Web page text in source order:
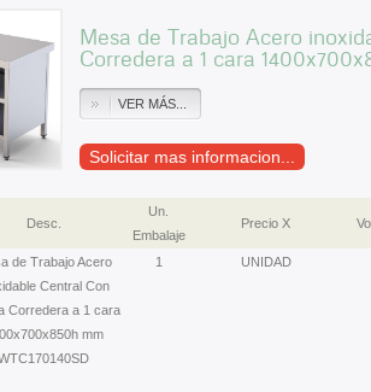
Mesa de Trabajo Acero
Corredera a 1 cara
VER MÁS...
Solicitar mas informacion...
Desc.
Un.
Embalaje
Precio X
de Trabajo Acero
Central Con
Corredera a 1 cara
mm
1 UNIDAD